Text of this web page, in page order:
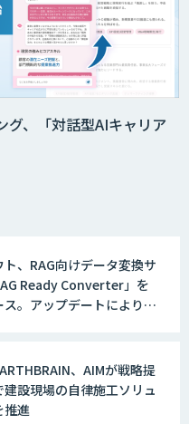
グ、「対話型AIキャリア
ト、RAG向けデータ変換サ
Ready Converter」を
ス。アップデートにより変
、AIMが戦略提
設現場の自律施工ソリュ
推進